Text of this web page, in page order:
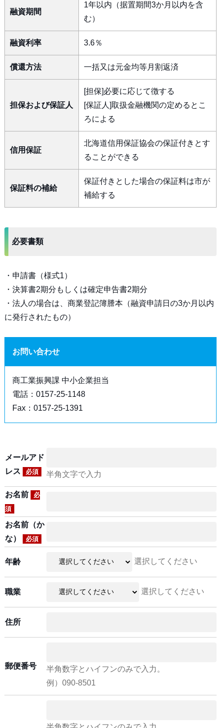
融資期間
1年以内（据置期間3か月以内を含
む）
融資利率 3.6％
償還方法 一括又は元金均等月割返済
担保および保証人
[担保]必要に応じて徴する
[保証人]取扱金融機関の定めるとこ
ろによる
信用保証
北海道信用保証協会の保証付きとす
ることができる
保証料の補給
保証付きとした場合の保証料は市が
補給する
必要書類
・申請書（様式1）
・決算書2期分もしくは確定申告書2期分
・法人の場合は、商業登記簿謄本（融資申請日の3か月以内
に発行されたもの）
お問い合わせ
商工業振興課 中小企業担当
電話：0157-25-1148
Fax：0157-25-1391
メールアド
レス
必須 半角文字で入力
お名前
必
須
お名前（か
な）
必須
年齢 選択してください
職業 選択してください
住所
郵便番号
半角数字とハイフンのみで入力。
例）090-8501